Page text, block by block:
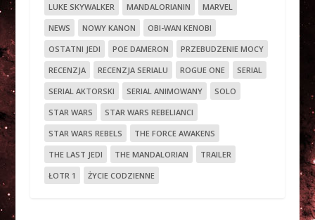
LUKE SKYWALKER MANDALORIANIN
MARVEL
NEWS
NOWY KANON
OBI-WAN KENOBI
OSTATNI JEDI
POE DAMERON
PRZEBUDZENIE MOCY
RECENZJA
RECENZJA SERIALU ROGUE ONE
SERIAL
SERIAL AKTORSKI
SERIAL ANIMOWANY
SOLO
STAR WARS
STAR WARS REBELIANCI
STAR WARS REBELS
THE FORCE AWAKENS
THE LAST JEDI
THE MANDALORIAN
TRAILER
ŁOTR 1
ŻYCIE CODZIENNE